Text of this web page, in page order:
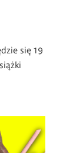
się 19